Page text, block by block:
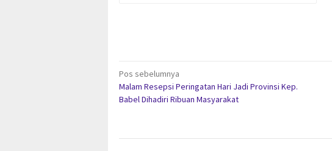
Navigasi
pos
Pos sebelumnya
Malam Resepsi Peringatan Hari Jadi Provinsi Kep.
Babel Dihadiri Ribuan Masyarakat